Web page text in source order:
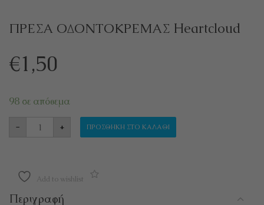
ΠΡΕΣΑ ΟΔΟΝΤΟΚΡΕΜΑΣ Heartcloud
€1,50
98 σε απόθεμα
- ΠΡΕΣΑ ΟΔΟΝΤΟΚΡΕΜΑΣ Heartcloud ποσότητα
+ ΠΡΟΣΘΉΚΗ ΣΤΟ ΚΑΛΆΘΙ
Add to wishlist
Περιγραφή